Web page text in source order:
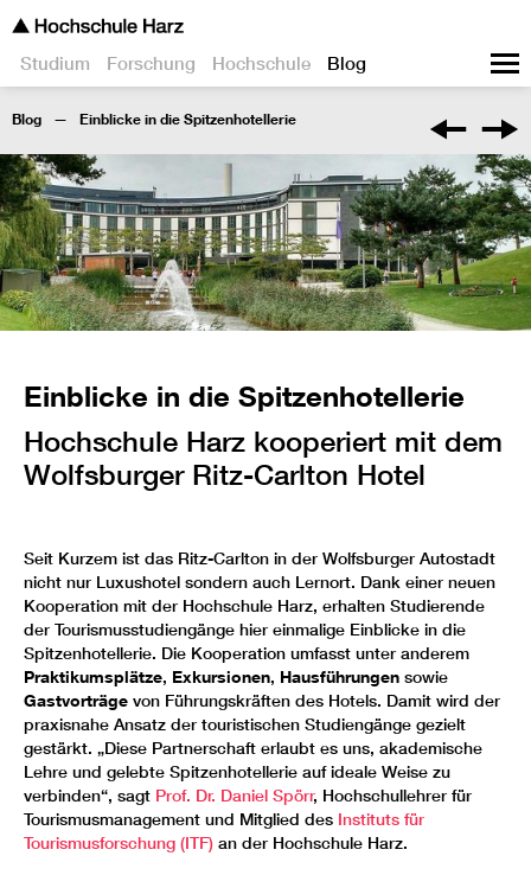
Studium Forschung Hochschule Blog
Blog Einblicke in die Spitzenhotellerie
Einblicke in die Spitzenhotellerie
Hochschule Harz kooperiert mit dem
Wolfsburger Ritz-Carlton Hotel
Seit Kurzem ist das Ritz-Carlton in der Wolfsburger Autostadt
nicht nur Luxushotel sondern auch Lernort. Dank einer neuen
Kooperation mit der Hochschule Harz, erhalten Studierende
der Tourismusstudiengänge hier einmalige Einblicke in die
Spitzenhotellerie. Die Kooperation umfasst unter anderem
Praktikumsplätze, Exkursionen, Hausführungen sowie
Gastvorträge von Führungskräften des Hotels. Damit wird der
praxisnahe Ansatz der touristischen Studiengänge gezielt
gestärkt. „Diese Partnerschaft erlaubt es uns, akademische
Lehre und gelebte Spitzenhotellerie auf ideale Weise zu
verbinden“, sagt Prof. Dr. Daniel Spörr, Hochschullehrer für
Tourismusmanagement und Mitglied des Instituts für
Tourismusforschung (ITF) an der Hochschule Harz.